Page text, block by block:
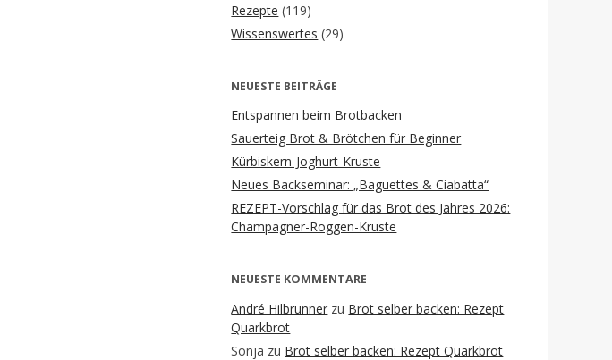
Rezepte (119)
Wissenswertes (29)
NEUESTE BEITRÄGE
Entspannen beim Brotbacken
Sauerteig Brot & Brötchen für Beginner
Kürbiskern-Joghurt-Kruste
Neues Backseminar: „Baguettes & Ciabatta“
REZEPT-Vorschlag für das Brot des Jahres 2026:
Champagner-Roggen-Kruste
NEUESTE KOMMENTARE
André Hilbrunner zu Brot selber backen: Rezept
Quarkbrot
Sonja zu Brot selber backen: Rezept Quarkbrot